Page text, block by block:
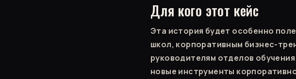
Для кого этот кейс
Эта история будет особенно
школ, корпоративным бизнес-
руководителям отделов
новые инструменты